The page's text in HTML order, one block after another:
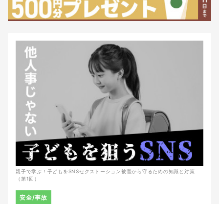
安全/事故
親子で学ぶ！子どもをSNSセクストーション被害から守るための知識と対策
（第1回）